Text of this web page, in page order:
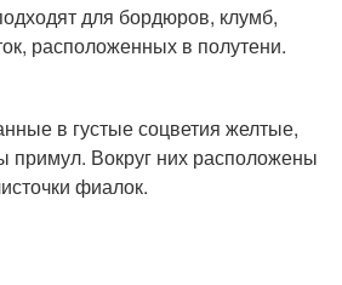
для бордюров, клумб,
расположенных в полутени.
в густые соцветия желтые,
примул. Вокруг них расположены
фиалок.